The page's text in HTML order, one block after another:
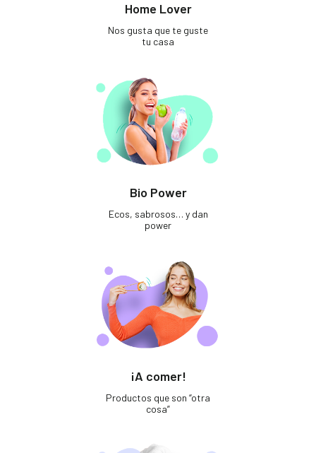
Home Lover
Nos gusta que te guste
tu casa
Bio Power
Ecos, sabrosos… y dan
power
¡A comer!
Productos que son “otra
cosa”